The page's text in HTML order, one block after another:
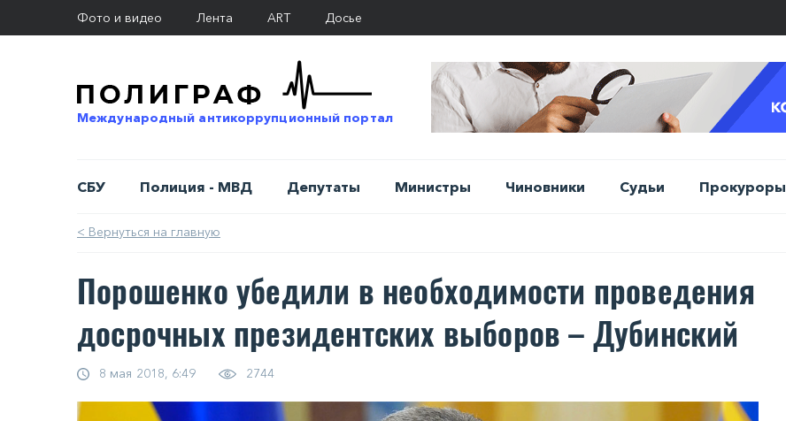
Фото и видео Лента ART Досье
Международный антикоррупционный портал
СБУ Полиция - МВД Депутаты Министры Чиновники Судьи Прокуроры
< Вернуться на главную
Порошенко убедили в необходимости проведения
досрочных президентских выборов – Дубинский
8 мая 2018, 6:49 2744